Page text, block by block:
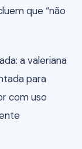
que “não
a valeriana
para
com uso